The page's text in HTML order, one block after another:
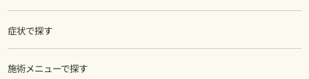
症状で探す
施術メニューで探す